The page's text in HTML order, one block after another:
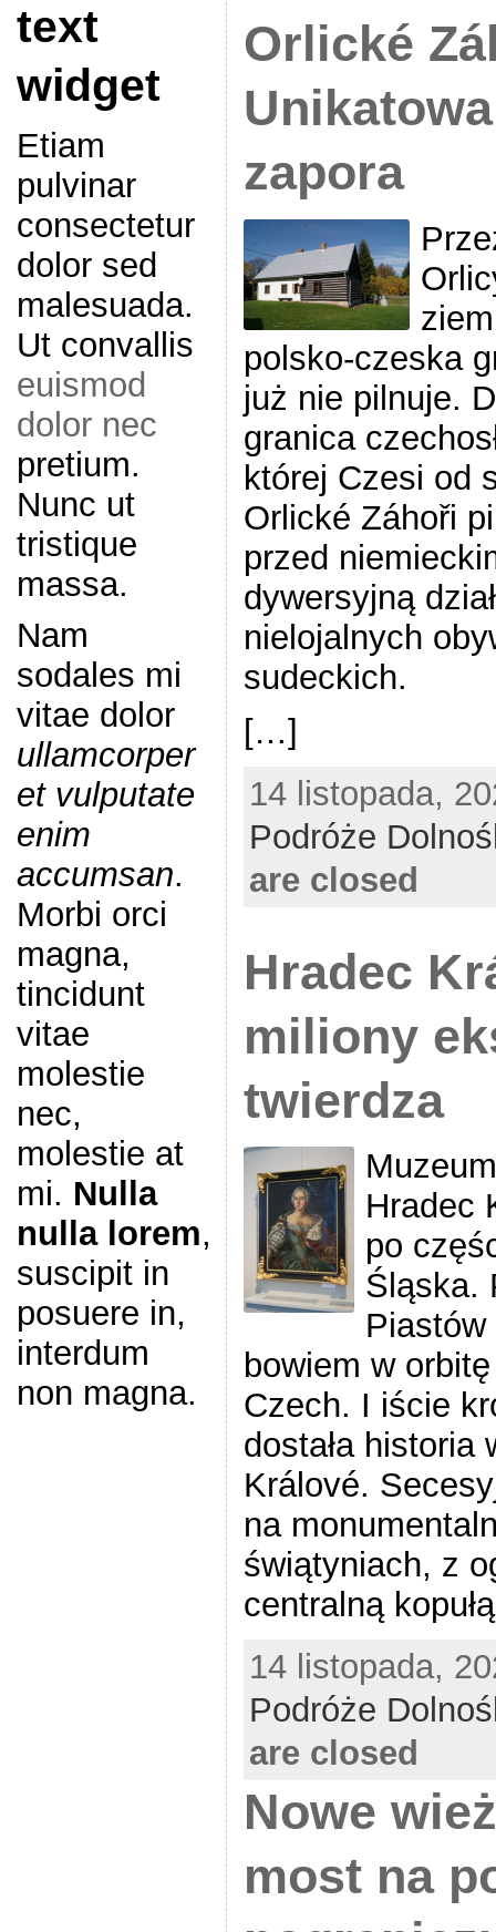
text
widget
Etiam
pulvinar
consectetur
dolor sed
malesuada.
Ut convallis
euismod
dolor nec
pretium.
Nunc ut
tristique
massa.
Nam
sodales mi
vitae dolor
ullamcorper
et vulputate
enim
accumsan.
Morbi orci
magna,
tincidunt
vitae
molestie
nec,
molestie at
mi. Nulla
nulla lorem,
suscipit in
posuere in,
interdum
non magna.
Orlické
zapora
polsko-czeska
już nie pilnuje.
granica
której Czesi od
Orlické Záhoři
przed
dywersyjną
nielojalnych
sudeckich.
[…]
14 listopada,
Podróże
are closed
Hradec
miliony
twierdza
Hradec
po
Śląska.
Piastów
bowiem w
Czech. I iście
dostała historia
Králové.
na
świątyniach, z
centralną
14 listopada,
Podróże
are closed
Nowe
most na